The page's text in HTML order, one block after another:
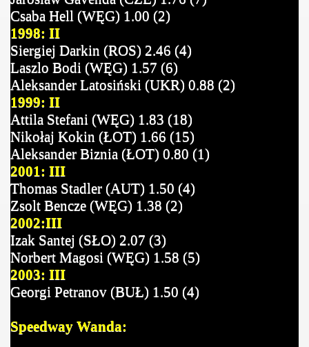
Csaba Hell (WĘG) 1.00 (2)
1998: II
Siergiej Darkin (ROS) 2.46 (4)
Laszlo Bodi (WĘG) 1.57 (6)
Aleksander Latosiński (UKR) 0.88 (2)
1999: II
Attila Stefani (WĘG) 1.83 (18)
Nikołaj Kokin (ŁOT) 1.66 (15)
Aleksander Biznia (ŁOT) 0.80 (1)
2001: III
Thomas Stadler (AUT) 1.50 (4)
Zsolt Bencze (WĘG) 1.38 (2)
2002:III
Izak Santej (SŁO) 2.07 (3)
Norbert Magosi (WĘG) 1.58 (5)
2003: III
Georgi Petranov (BUŁ) 1.50 (4)
Speedway Wanda: